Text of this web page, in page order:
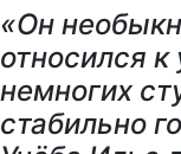
«Он
относился
немногих
стабильно